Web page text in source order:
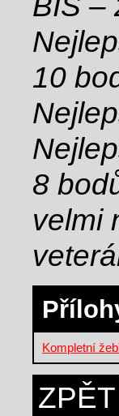
10
8
velmi
Kompletní
ZPĚT